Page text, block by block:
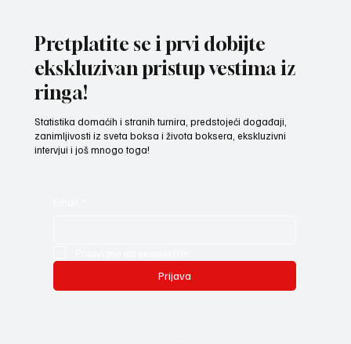
Pretplatite se i prvi dobijte
ekskluzivan pristup vestima iz
ringa!
Statistika domaćih i stranih turnira, predstojeći događaji,
zanimljivosti iz sveta boksa i života boksera, ekskluzivni
intervjui i još mnogo toga!
Prijava